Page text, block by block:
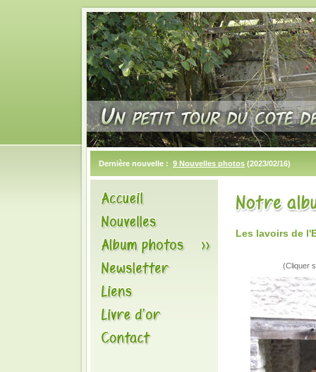
Dernière nouvelle : 9 Nouvelles photos (2023/02/16)
Les lavoirs de
(Cliquer